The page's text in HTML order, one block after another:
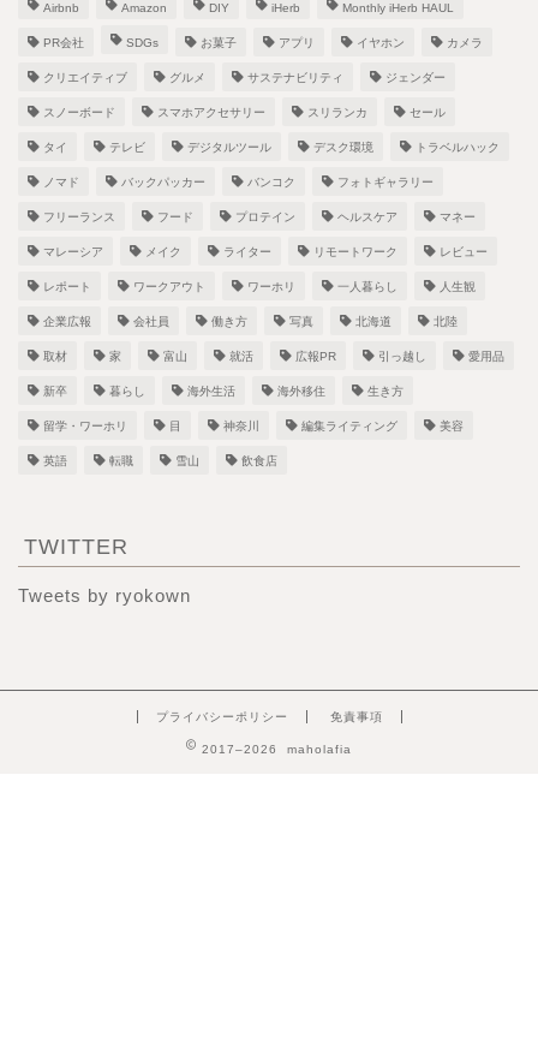
Airbnb Amazon DIY iHerb Monthly iHerb HAUL
PR会社 SDGs お菓子 アプリ イヤホン カメラ
クリエイティブ グルメ サステナビリティ ジェンダー
スノーボード スマホアクセサリー スリランカ セール
タイ テレビ デジタルツール デスク環境 トラベルハック
ノマド バックパッカー バンコク フォトギャラリー
フリーランス フード プロテイン ヘルスケア マネー
マレーシア メイク ライター リモートワーク レビュー
レポート ワークアウト ワーホリ 一人暮らし 人生観
企業広報 会社員 働き方 写真 北海道 北陸
取材 家 富山 就活 広報PR 引っ越し 愛用品
新卒 暮らし 海外生活 海外移住 生き方
留学・ワーホリ 目 神奈川 編集ライティング 美容
英語 転職 雪山 飲食店
TWITTER
Tweets by ryokown
プライバシーポリシー 免責事項
2017–2026 maholafia